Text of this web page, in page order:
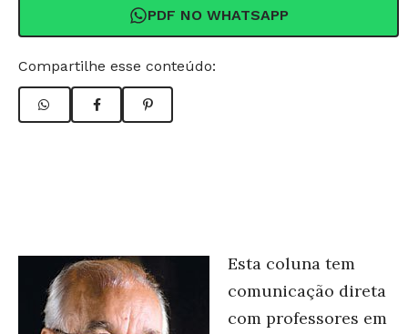
PDF NO WHATSAPP
Compartilhe esse conteúdo:
Esta coluna tem
comunicação direta
com professores em